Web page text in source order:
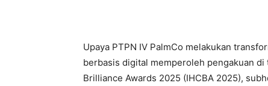
Upaya PTPN IV PalmCo melakukan
berbasis digital memperoleh pengakuan
Brilliance Awards 2025 (IHCBA 2025),